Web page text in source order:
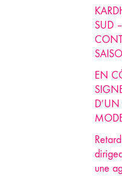
SUD
EN
une